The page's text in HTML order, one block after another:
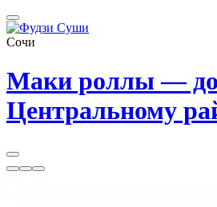
Сочи
Маки роллы —
Центральному